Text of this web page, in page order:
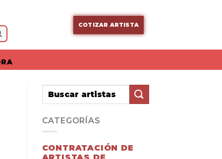
COTIZAR ARTISTA
CATEGORÍAS
CONTRATACIÓN DE
ARTISTAS DE